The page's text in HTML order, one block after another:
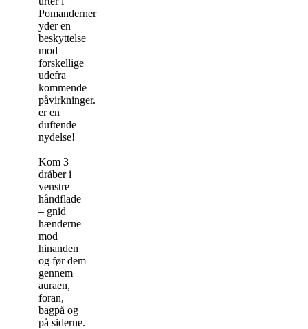
Pomanderner
yder en
beskyttelse
mod
forskellige
udefra
kommende
påvirkninger. De
er en
duftende
nydelse!
Kom 3
dråber i
venstre
håndflade
– gnid
hænderne
mod
hinanden
og før dem
gennem
auraen,
foran,
bagpå og
på siderne.